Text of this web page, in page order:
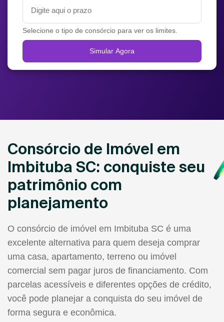
Selecione o tipo de consórcio para ver os limites.
Simular Agora
Consórcio de Imóvel em
Imbituba SC: conquiste seu
patrimônio com
planejamento
O consórcio de imóvel em Imbituba SC é uma
excelente alternativa para quem deseja comprar
uma casa, apartamento, terreno ou imóvel
comercial sem pagar juros de financiamento. Com
parcelas acessíveis e diferentes opções de crédito,
você pode planejar a conquista do seu imóvel de
forma segura e econômica.